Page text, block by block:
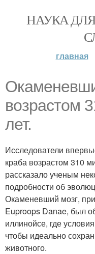
НАУКА
главная
возрастом
лет.
Исследователи
краба возрастом 310
рассказало ученым
подробности об
Окаменевший мозг,
Euproops Danae, был
иллинойсе, где
чтобы идеально
животного.